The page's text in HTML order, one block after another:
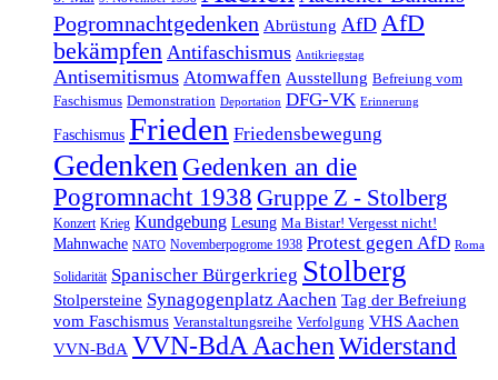
Pogromnachtgedenken Abrüstung AfD AfD
bekämpfen Antifaschismus Antikriegstag
Antisemitismus Atomwaffen Ausstellung Befreiung vom
Faschismus Demonstration Deportation DFG-VK Erinnerung
Faschismus Frieden Friedensbewegung
Gedenken Gedenken an die
Pogromnacht 1938 Gruppe Z - Stolberg
Konzert Krieg Kundgebung Lesung Ma Bistar! Vergesst nicht!
Mahnwache NATO Novemberpogrome 1938 Protest gegen AfD Roma
Solidarität Spanischer Bürgerkrieg Stolberg
Stolpersteine Synagogenplatz Aachen Tag der Befreiung
vom Faschismus Veranstaltungsreihe Verfolgung VHS Aachen
VVN-BdA VVN-BdA AachenWiderstand